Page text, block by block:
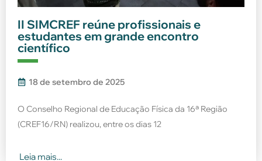
II SIMCREF reúne profissionais e
estudantes em grande encontro
científico
18 de setembro de 2025
O Conselho Regional de Educação Física da 16ª Região
(CREF16/RN) realizou, entre os dias 12
Leia mais...